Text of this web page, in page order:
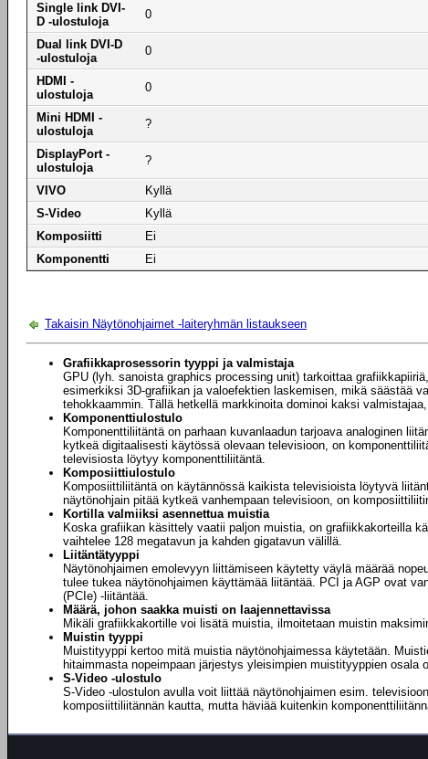
Single link DVI-
D -ulostuloja
0
Dual link DVI-D
-ulostuloja
0
HDMI -
ulostuloja
0
Mini HDMI -
ulostuloja
?
DisplayPort -
ulostuloja
?
VIVO
Kyllä
S-Video
Kyllä
Komposiitti
Ei
Komponentti
Ei
Takaisin Näytönohjaimet -laiteryhmän listaukseen
Grafiikkaprosessorin tyyppi ja valmistaja
GPU (lyh. sanoista graphics processing unit) tarkoittaa
esimerkiksi 3D-grafiikan ja valoefektien laskemisen, mikä säästää
tehokkaammin. Tällä hetkellä markkinoita dominoi kaksi
Komponenttiulostulo
Komponenttiliitäntä on parhaan kuvanlaadun tarjoava analoginen
kytkeä digitaalisesti käytössä olevaan televisioon, on
televisiosta löytyy komponenttiliitäntä.
Komposiittiulostulo
Komposiittiliitäntä on käytännössä kaikista televisioista löytyvä
näytönohjain pitää kytkeä vanhempaan televisioon, on
Kortilla valmiiksi asennettua muistia
Koska grafiikan käsittely vaatii paljon muistia, on grafiikkakorteilla
vaihtelee 128 megatavun ja kahden gigatavun välillä.
Liitäntätyyppi
Näytönohjaimen emolevyyn liittämiseen käytetty väylä määrää
tulee tukea näytönohjaimen käyttämää liitäntää. PCI ja AGP ovat
(PCIe) -liitäntää.
Määrä, johon saakka muisti on laajennettavissa
Mikäli grafiikkakortille voi lisätä muistia, ilmoitetaan muistin
Muistin tyyppi
Muistityyppi kertoo mitä muistia näytönohjaimessa käytetään.
hitaimmasta nopeimpaan järjestys yleisimpien muistityyppien osala
S-Video -ulostulo
S-Video -ulostulon avulla voit liittää näytönohjaimen esim.
komposiittiliitännän kautta, mutta häviää kuitenkin